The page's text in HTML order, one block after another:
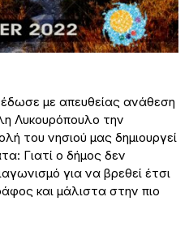
με απευθείας ανάθεση
Λυκουρόπουλο την
του νησιού μας δημιουργεί
Γιατί ο δήμος δεν
για να βρεθεί έτσι
και μάλιστα στην πιο